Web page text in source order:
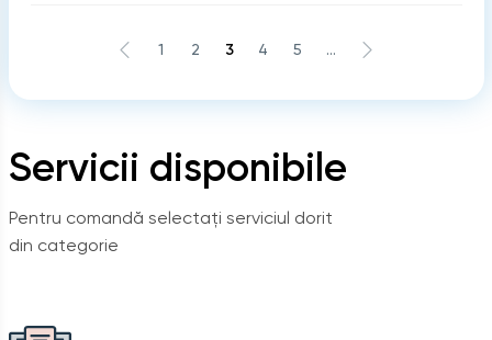
Servicii disponibile
Pentru comandă selectați serviciul dorit
din categorie
1 2 3 4 5 ...